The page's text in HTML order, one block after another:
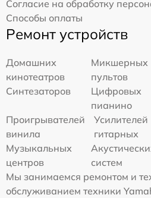
Согласие на обработку
Способы оплаты
Ремонт устройств
Домашних
кинотеатров
Микшерных
пультов
Синтезаторов
Цифровых
пианино
Проигрывателей
винила
Усилителей
гитарных
Музыкальных
центров
систем
Мы занимаемся ремонтом и
обслуживанием техники